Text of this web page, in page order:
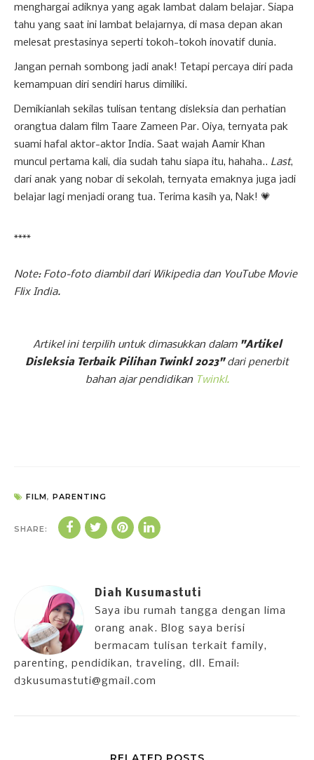
menghargai adiknya yang agak lambat dalam belajar. Siapa
tahu yang saat ini lambat belajarnya, di masa depan akan
melesat prestasinya seperti tokoh-tokoh inovatif dunia.
Jangan pernah sombong jadi anak! Tetapi percaya diri pada
kemampuan diri sendiri harus dimiliki.
Demikianlah sekilas tulisan tentang disleksia dan perhatian
orangtua dalam film Taare Zameen Par. Oiya, ternyata pak
suami hafal aktor-aktor India. Saat wajah Aamir Khan
muncul pertama kali, dia sudah tahu siapa itu, hahaha.. Last,
dari anak yang nobar di sekolah, ternyata emaknya juga jadi
belajar lagi menjadi orang tua. Terima kasih ya, Nak! 💗
****
Note: Foto-foto diambil dari Wikipedia dan YouTube Movie
Flix India.
Artikel ini terpilih untuk dimasukkan dalam "Artikel
Disleksia Terbaik Pilihan Twinkl 2023"dari penerbit
bahan ajar pendidikan Twinkl.
FILM, PARENTING
SHARE:
Diah Kusumastuti
Saya ibu rumah tangga dengan lima
orang anak. Blog saya berisi
bermacam tulisan terkait family,
parenting, pendidikan, traveling, dll. Email:
d3kusumastuti@gmail.com